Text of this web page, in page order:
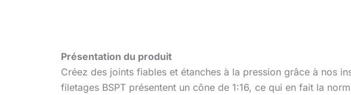
Présentation du produit
Créez des joints fiables et étanches à la pression grâce à nos
filetages BSPT présentent un cône de 1:16, ce qui en fait la